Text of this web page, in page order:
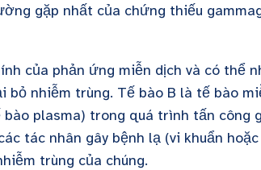
gặp nhất của chứng thiếu
của phản ứng miễn dịch và có thể
bỏ nhiễm trùng. Tế bào B là tế bào
plasma) trong quá trình tấn công
tác nhân gây bệnh lạ (vi khuẩn
trùng của chúng.